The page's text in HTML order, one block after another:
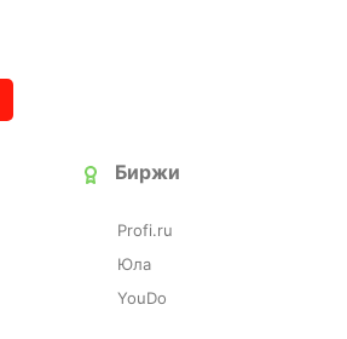
Биржи
Profi.ru
Юла
YouDo